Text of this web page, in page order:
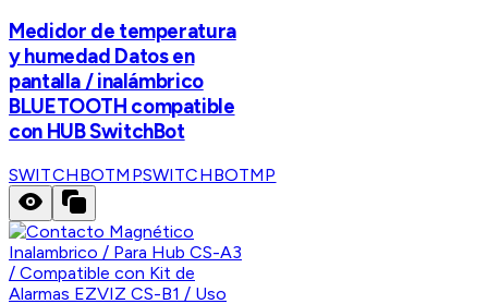
Medidor de temperatura
y humedad Datos en
pantalla / inalámbrico
BLUETOOTH compatible
con HUB SwitchBot
SWITCHBOTMPSWITCHBOTMP